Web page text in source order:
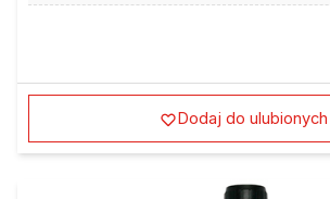
Dodaj do ulubionych